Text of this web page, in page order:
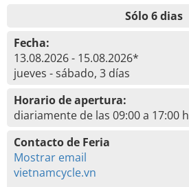
Sólo 6 dias
Fecha:
13.08.2026 - 15.08.2026*
jueves - sábado, 3 días
Horario de apertura:
diariamente de las 09:00 a 17:00 h
Contacto de Feria
Mostrar email
vietnamcycle.vn